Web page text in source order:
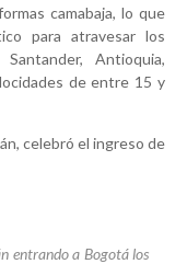
camabaja, lo que
para atravesar los
Antioquia,
de entre 15 y
celebró el ingreso de
entrando a Bogotá los